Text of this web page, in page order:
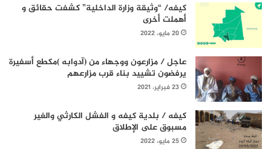
كيفه/ “وثيقة وزارة الداخلية” كشفت حقائق و
أهملت أخرى
20 مايو، 2022
عاجل / مزارعون ووجهاء من (آدوابه )مكطع أسفيرة
يرفضون تشييد بناء قرب مزارعهم
23 فبراير، 2021
كيفه / بلدية كيفه و الفشل الكارثي والغير
مسبوق على الإطلاق
25 مايو، 2022